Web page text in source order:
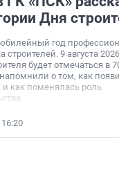
Дня
год
строителей. 9 августа
будет отмечаться в
о том, как
и как поменялась роль
16:20